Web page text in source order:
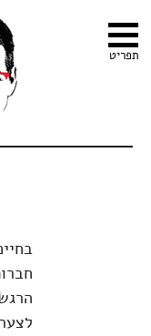
תפריט